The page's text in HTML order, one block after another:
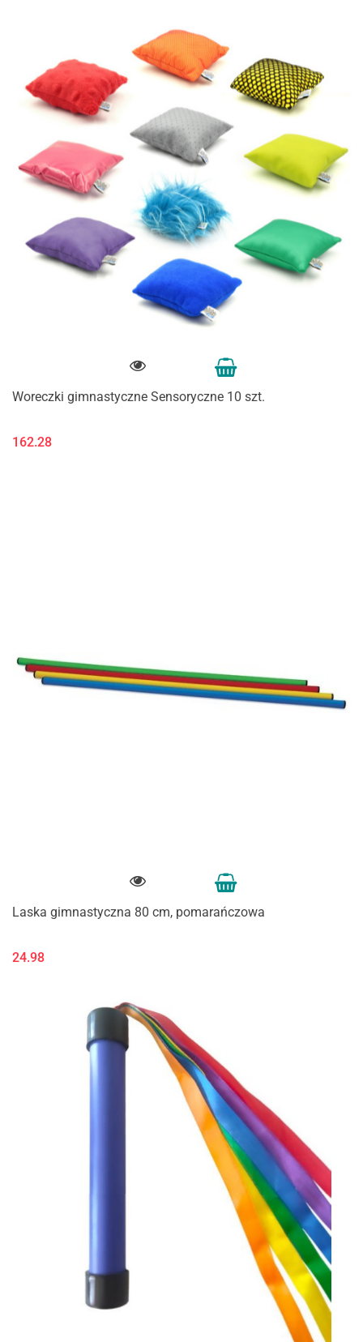
Woreczki gimnastyczne Sensoryczne 10 szt.
162.28
Laska gimnastyczna 80 cm, pomarańczowa
24.98